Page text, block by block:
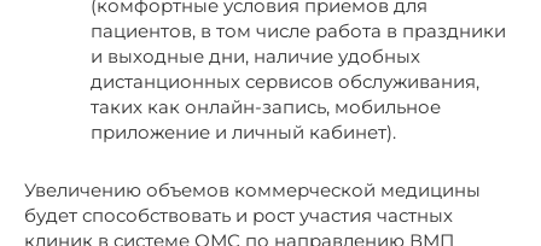
(комфортные условия приемов для
пациентов, в том числе работа в праздники
и выходные дни, наличие удобных
дистанционных сервисов обслуживания,
таких как онлайн-запись, мобильное
приложение и личный кабинет).
Увеличению объемов коммерческой медицины
будет способствовать и рост участия частных
клиник в системе ОМС по направлению ВМП